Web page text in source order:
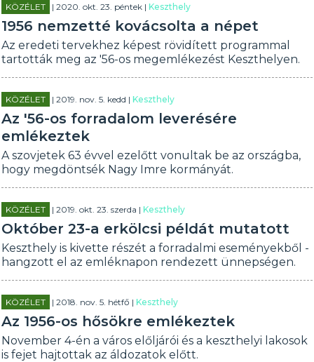
KÖZÉLET | 2020. okt. 23. péntek |Keszthely
1956 nemzetté kovácsolta a népet
Az eredeti tervekhez képest rövidített programmal
tartották meg az '56-os megemlékezést Keszthelyen.
KÖZÉLET | 2019. nov. 5. kedd |Keszthely
Az '56-os forradalom leverésére
emlékeztek
A szovjetek 63 évvel ezelőtt vonultak be az országba,
hogy megdöntsék Nagy Imre kormányát.
KÖZÉLET | 2019. okt. 23. szerda |Keszthely
Október 23-a erkölcsi példát mutatott
Keszthely is kivette részét a forradalmi eseményekből -
hangzott el az emléknapon rendezett ünnepségen.
KÖZÉLET | 2018. nov. 5. hétfő |Keszthely
Az 1956-os hősökre emlékeztek
November 4-én a város előljárói és a keszthelyi lakosok
is fejet hajtottak az áldozatok előtt.